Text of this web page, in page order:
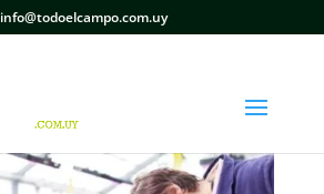
info@todoelcampo.com.uy